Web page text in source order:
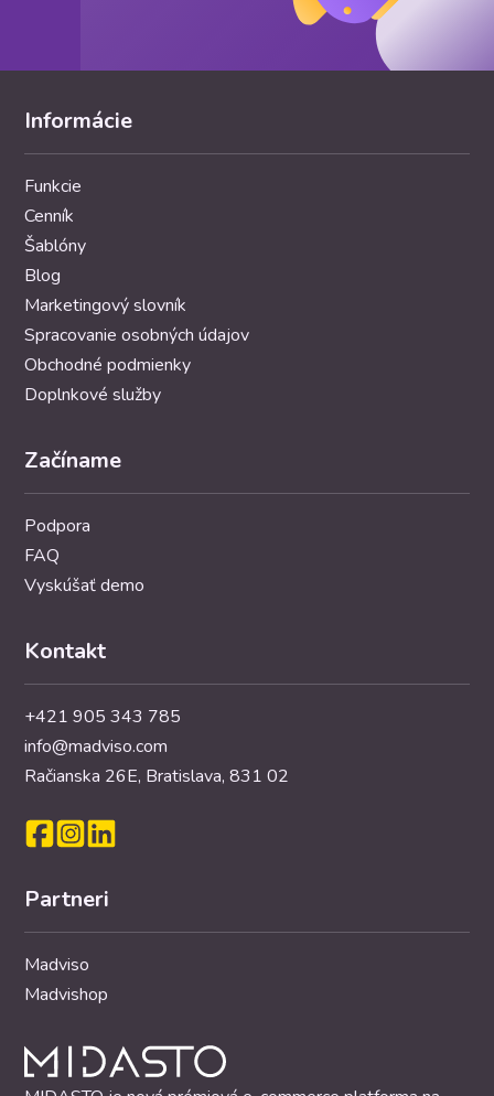
Informácie
Funkcie
Cenník
Šablóny
Blog
Marketingový slovník
Spracovanie osobných údajov
Obchodné podmienky
Doplnkové služby
Začíname
Podpora
FAQ
Vyskúšať demo
Kontakt
+421 905 343 785
info@madviso.com
Račianska 26E, Bratislava, 831 02
Partneri
Madviso
Madvishop